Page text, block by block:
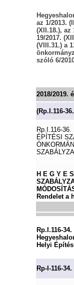
az 1/2013.
(XII.18.), az
19/2017.
(VIII.31.) a
szóló 6/
2018/2019.
(Rp.I.116-
Rp.I.116-
ÉPÍTÉSI
H E G Y E
Rendelet a
Rp.I.116-34.
Helyi
Rp-I-116-